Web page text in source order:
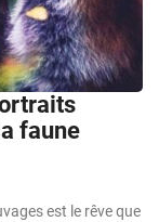
faune
est le rêve que